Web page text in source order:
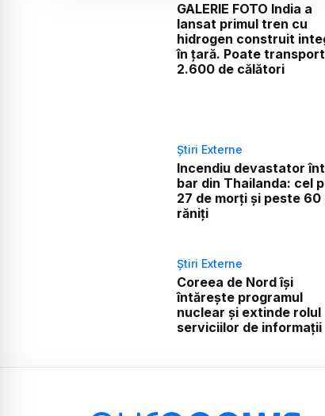
GALERIE FOTO India a
lansat primul tren cu
hidrogen construit
în țară. Poate
2.600 de călători
Știri Externe
Incendiu devastator
bar din Thailanda: cel
27 de morți și peste 60
răniți
Știri Externe
Coreea de Nord își
întărește programul
nuclear și extinde rolul
serviciilor de informații